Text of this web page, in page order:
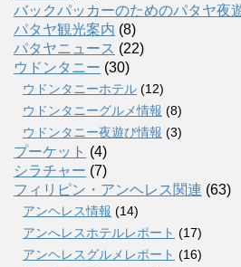
バックパッカーのためのパタヤ夜
パタヤ観光案内 (8)
パタヤニュース (22)
ウドンタニー (30)
ウドンタニーホテル (12)
ウドンタニーグルメ情報 (8)
ウドンタニー夜遊び情報 (3)
プーケット (4)
シラチャー (7)
フィリピン・アンヘレス関連 (63)
アンヘレス情報 (14)
アンへレスホテルレポート (17)
アンヘレスグルメレポート (16)